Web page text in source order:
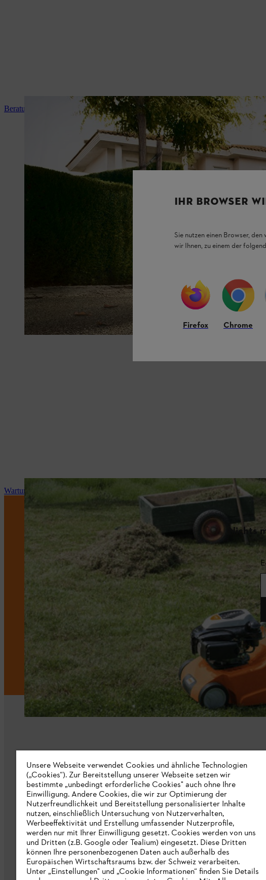
Beratung und Produkteinweisung
Wartung und Reparatur
Nichts
Unternehmen
Über uns
Katalog
Informationen für Lieferanten
STIHL Hinweisgebersystem
IHR BROWSER
Sie nutzen einen Browser,
wir Ihnen, zu einem der
Firefox Chrome
Unsere Webseite verwendet Cookies und ähnliche Technologien
(„Cookies“). Zur Bereitstellung unserer Webseite setzen wir
bestimmte „unbedingt erforderliche Cookies" auch ohne Ihre
Einwilligung. Andere Cookies, die wir zur Optimierung der
Nutzerfreundlichkeit und Bereitstellung personalisierter Inhalte
nutzen, einschließlich Untersuchung von Nutzerverhalten,
Werbeeffektivität und Erstellung umfassender Nutzerprofile,
werden nur mit Ihrer Einwilligung gesetzt. Cookies werden von uns
und Dritten (z.B. Google oder Tealium) eingesetzt. Diese Dritten
können Ihre personenbezogenen Daten auch außerhalb des
Europäischen Wirtschaftsraums bzw. der Schweiz verarbeiten.
Unter „Einstellungen" und „Cookie Informationen“ finden Sie Details